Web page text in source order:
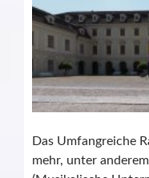
Das Umfangreiche
mehr, unter